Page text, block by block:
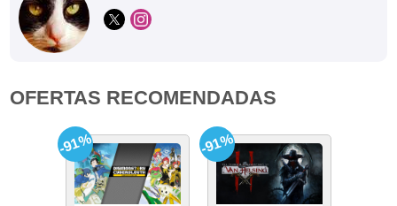
OFERTAS RECOMENDADAS
-91% -91%